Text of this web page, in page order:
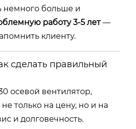
немного больше и
работу 3-5 лет—
клиенту.
сделать правильный
осевой вентилятор,
только на цену, но и на
и долговечность.